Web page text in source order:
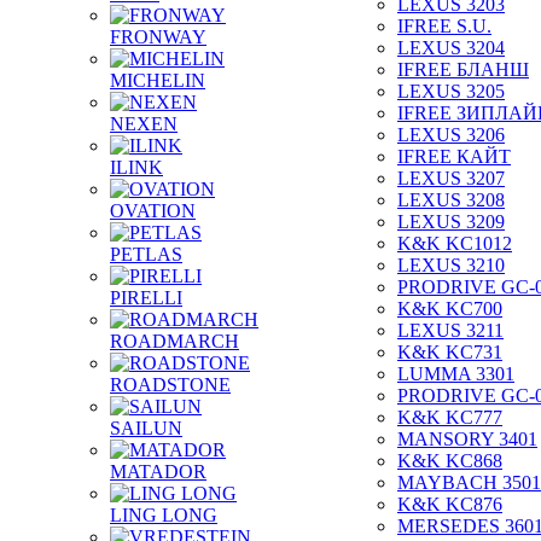
FRONWAY
MICHELIN
NEXEN
ILINK
OVATION
PETLAS
PIRELLI
ROADMARCH
ROADSTONE
SAILUN
MATADOR
LING LONG
LEXUS 3203
IFREE S.U.
LEXUS 3204
IFREE БЛАНШ
LEXUS 3205
IFREE
LEXUS 3206
IFREE КАЙТ
LEXUS 3207
LEXUS 3208
LEXUS 3209
K&K KC1012
LEXUS 3210
PRODRIVE GC-
K&K KC700
LEXUS 3211
K&K KC731
LUMMA 3301
PRODRIVE GC-
K&K KC777
MANSORY 3401
K&K KC868
MAYBACH 3501
K&K KC876
MERSEDES 3601